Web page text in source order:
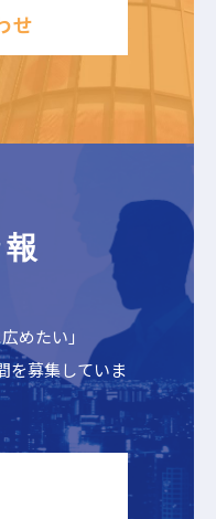
せ
めたい」
を募集していま